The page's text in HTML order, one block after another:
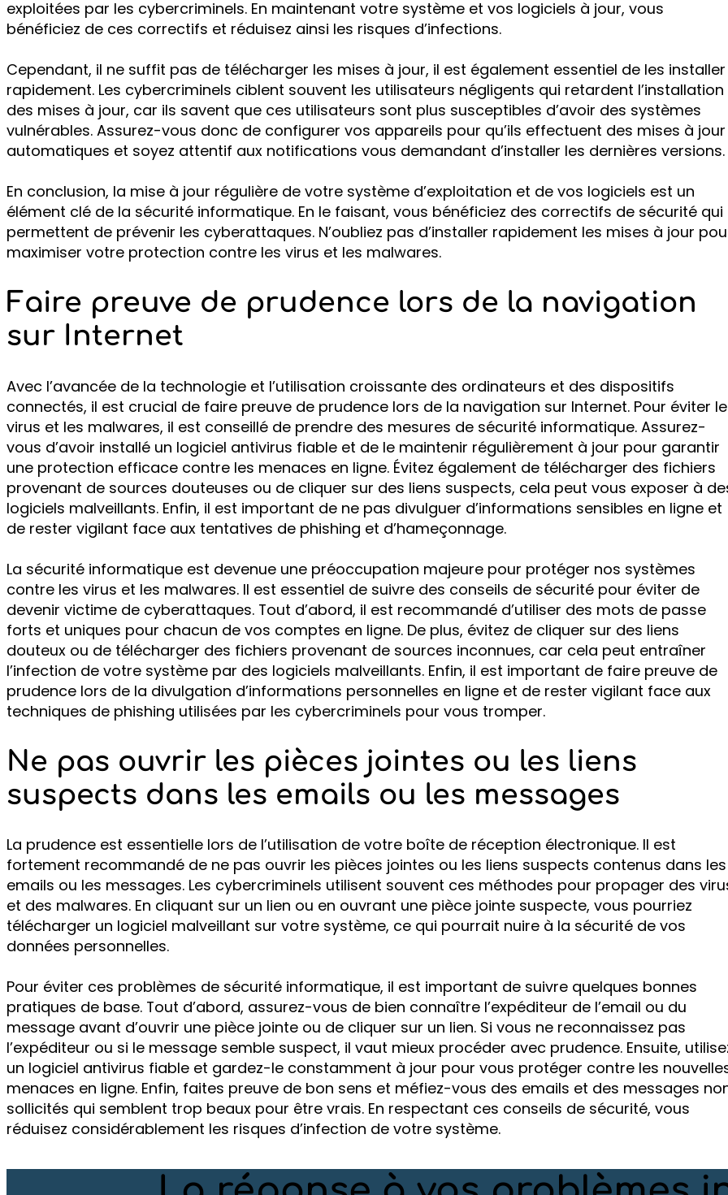
exploitées par les cybercriminels. En maintenant votre système et vos logiciels à jour, vous
bénéficiez de ces correctifs et réduisez ainsi les risques d’infections.
Cependant, il ne suffit pas de télécharger les mises à jour, il est également essentiel de les installer
rapidement. Les cybercriminels ciblent souvent les utilisateurs négligents qui retardent l’installation
des mises à jour, car ils savent que ces utilisateurs sont plus susceptibles d’avoir des systèmes
vulnérables. Assurez-vous donc de configurer vos appareils pour qu’ils effectuent des mises à jour
automatiques et soyez attentif aux notifications vous demandant d’installer les dernières versions.
En conclusion, la mise à jour régulière de votre système d’exploitation et de vos logiciels est un
élément clé de la sécurité informatique. En le faisant, vous bénéficiez des correctifs de sécurité qui
permettent de prévenir les cyberattaques. N’oubliez pas d’installer rapidement les mises à jour
maximiser votre protection contre les virus et les malwares.
Faire preuve de prudence lors de la navigation
sur Internet
Avec l’avancée de la technologie et l’utilisation croissante des ordinateurs et des dispositifs
connectés, il est crucial de faire preuve de prudence lors de la navigation sur Internet. Pour éviter
virus et les malwares, il est conseillé de prendre des mesures de sécurité informatique. Assurez-
vous d’avoir installé un logiciel antivirus fiable et de le maintenir régulièrement à jour pour garantir
une protection efficace contre les menaces en ligne. Évitez également de télécharger des fichiers
provenant de sources douteuses ou de cliquer sur des liens suspects, cela peut vous exposer à
logiciels malveillants. Enfin, il est important de ne pas divulguer d’informations sensibles en ligne et
de rester vigilant face aux tentatives de phishing et d’hameçonnage.
La sécurité informatique est devenue une préoccupation majeure pour protéger nos systèmes
contre les virus et les malwares. Il est essentiel de suivre des conseils de sécurité pour éviter de
devenir victime de cyberattaques. Tout d’abord, il est recommandé d’utiliser des mots de passe
forts et uniques pour chacun de vos comptes en ligne. De plus, évitez de cliquer sur des liens
douteux ou de télécharger des fichiers provenant de sources inconnues, car cela peut entraîner
l’infection de votre système par des logiciels malveillants. Enfin, il est important de faire preuve de
prudence lors de la divulgation d’informations personnelles en ligne et de rester vigilant face aux
techniques de phishing utilisées par les cybercriminels pour vous tromper.
Ne pas ouvrir les pièces jointes ou les liens
suspects dans les emails ou les messages
La prudence est essentielle lors de l’utilisation de votre boîte de réception électronique. Il est
fortement recommandé de ne pas ouvrir les pièces jointes ou les liens suspects contenus dans les
emails ou les messages. Les cybercriminels utilisent souvent ces méthodes pour propager des
et des malwares. En cliquant sur un lien ou en ouvrant une pièce jointe suspecte, vous pourriez
télécharger un logiciel malveillant sur votre système, ce qui pourrait nuire à la sécurité de vos
données personnelles.
Pour éviter ces problèmes de sécurité informatique, il est important de suivre quelques bonnes
pratiques de base. Tout d’abord, assurez-vous de bien connaître l’expéditeur de l’email ou du
message avant d’ouvrir une pièce jointe ou de cliquer sur un lien. Si vous ne reconnaissez pas
l’expéditeur ou si le message semble suspect, il vaut mieux procéder avec prudence. Ensuite,
un logiciel antivirus fiable et gardez-le constamment à jour pour vous protéger contre les
menaces en ligne. Enfin, faites preuve de bon sens et méfiez-vous des emails et des messages
sollicités qui semblent trop beaux pour être vrais. En respectant ces conseils de sécurité, vous
réduisez considérablement les risques d’infection de votre système.